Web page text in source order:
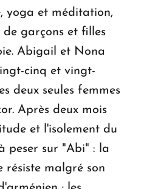
yoga et méditation,
de garçons et filles
Abigail et Nona
cinq et vingt-
deux seules femmes
Après deux mois
et l'isolement du
peser sur "Abi" : la
résiste malgré son